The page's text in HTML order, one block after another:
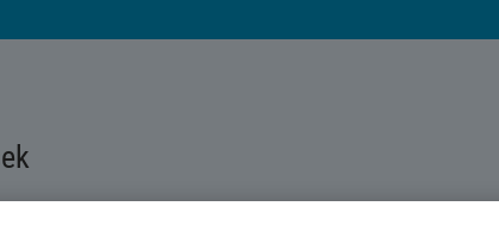
získat. Potom se přihlásíte přes bankovní identitu